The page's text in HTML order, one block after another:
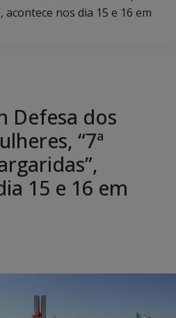
nos dia 15 e 16 em
Defesa dos
“7ª
15 e 16 em